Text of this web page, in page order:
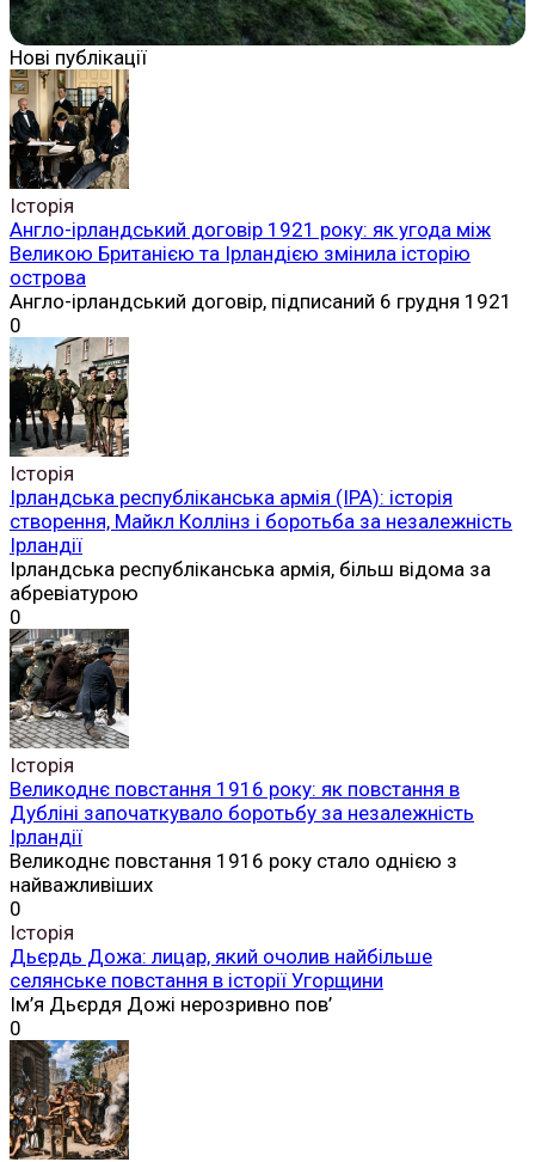
Нові публікації
Історія
Англо-ірландський договір 1921 року: як угода між
Великою Британією та Ірландією змінила історію
острова
Англо-ірландський договір, підписаний 6 грудня 1921
0
Історія
Ірландська республіканська армія (ІРА): історія
створення, Майкл Коллінз і боротьба за незалежність
Ірландії
Ірландська республіканська армія, більш відома за
абревіатурою
0
Історія
Великоднє повстання 1916 року: як повстання в
Дубліні започаткувало боротьбу за незалежність
Ірландії
Великоднє повстання 1916 року стало однією з
найважливіших
0
Історія
Дьєрдь Дожа: лицар, який очолив найбільше
селянське повстання в історії Угорщини
Ім’я Дьєрдя Дожі нерозривно пов’
0